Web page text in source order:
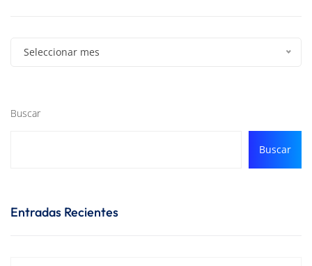
Seleccionar mes
Buscar
Buscar
Entradas Recientes